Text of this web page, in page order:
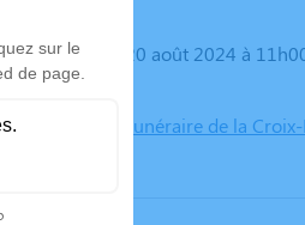
Du mardi 20 août 2024 à 11h00 au vendredi 23 août 2024 à
10h30
Chambre Funéraire de la